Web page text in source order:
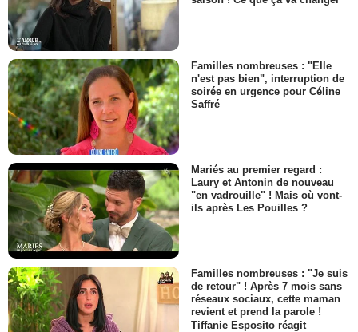
Familles nombreuses : "Elle
n'est pas bien", interruption de
soirée en urgence pour Céline
Saffré
Mariés au premier regard :
Laury et Antonin de nouveau
"en vadrouille" ! Mais où vont-
ils après Les Pouilles ?
Familles nombreuses : "Je suis
de retour" ! Après 7 mois sans
réseaux sociaux, cette maman
revient et prend la parole !
Tiffanie Esposito réagit